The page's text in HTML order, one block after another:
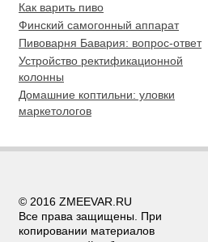
Как варить пиво
Финский самогонный аппарат
Пивоварня Бавария: вопрос-ответ
Устройство ректификационной
колонны
Домашние коптильни: уловки
маркетологов
© 2016 ZMEEVAR.RU
Все права защищены. При
копировании материалов